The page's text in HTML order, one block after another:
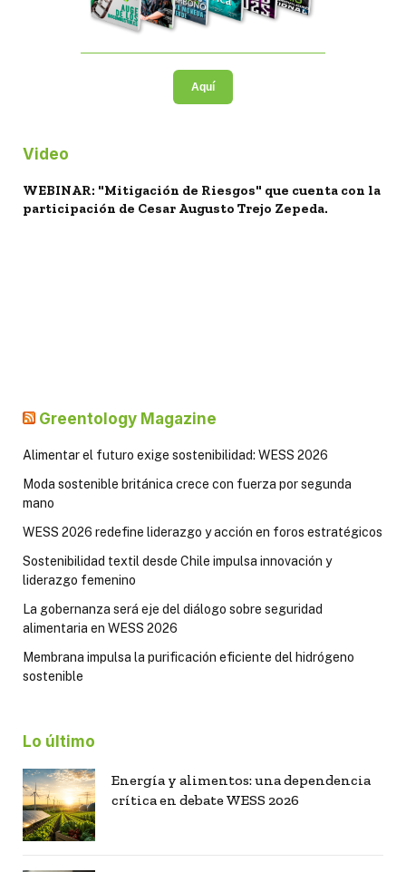
Aquí
Video
WEBINAR: "Mitigación de Riesgos" que cuenta con la
participación de Cesar Augusto Trejo Zepeda.
Greentology Magazine
Alimentar el futuro exige sostenibilidad: WESS 2026
Moda sostenible británica crece con fuerza por segunda
mano
WESS 2026 redefine liderazgo y acción en foros estratégicos
Sostenibilidad textil desde Chile impulsa innovación y
liderazgo femenino
La gobernanza será eje del diálogo sobre seguridad
alimentaria en WESS 2026
Membrana impulsa la purificación eficiente del hidrógeno
sostenible
Lo último
Energía y alimentos: una dependencia
crítica en debate WESS 2026